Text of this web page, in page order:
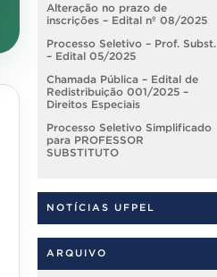
Alteração no prazo de
inscrições – Edital nº 08/2025
Processo Seletivo – Prof. Subst.
– Edital 05/2025
Chamada Pública – Edital de
Redistribuição 001/2025 –
Direitos Especiais
Processo Seletivo Simplificado
para PROFESSOR
SUBSTITUTO
NOTÍCIAS UFPEL
ARQUIVO